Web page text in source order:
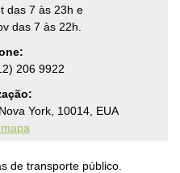
das 7 às 23h e
das 7 às 22h.
206 9922
York, 10014, EUA
de transporte público.